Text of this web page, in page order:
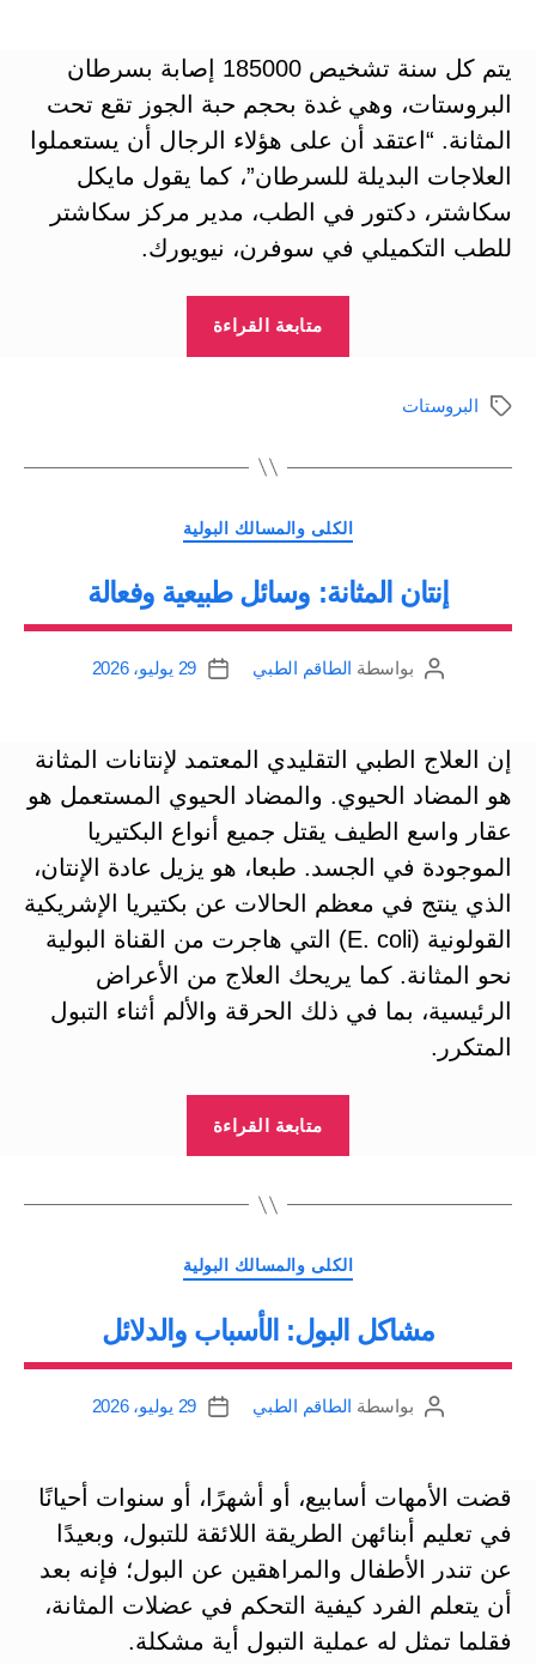
يتم كل سنة تشخيص 185000 إصابة بسرطان
البروستات، وهي غدة بحجم حبة الجوز تقع تحت
المثانة. “اعتقد أن على هؤلاء الرجال أن يستعملوا
العلاجات البديلة للسرطان”، كما يقول مايكل
سكاشتر، دكتور في الطب، مدير مركز سكاشتر
للطب التكميلي في سوفرن، نيويورك.
متابعة القراءة
الوسومالبروستات
التصنيفات
الكلى والمسالك البولية
إنتان المثانة: وسائل طبيعية وفعالة
كاتببواسطة الطاقم الطبي
تاريخ
29 يوليو، 2026
إن العلاج الطبي التقليدي المعتمد لإنتانات المثانة
هو المضاد الحيوي. والمضاد الحيوي المستعمل هو
عقار واسع الطيف يقتل جميع أنواع البكتيريا
الموجودة في الجسد. طبعا، هو يزيل عادة الإنتان،
الذي ينتج في معظم الحالات عن بكتيريا الإشريكية
القولونية (E. coli) التي هاجرت من القناة البولية
نحو المثانة. كما يريحك العلاج من الأعراض
الرئيسية، بما في ذلك الحرقة والألم أثناء التبول
المتكرر.
متابعة القراءة
وفعالة”التصنيفات
الكلى والمسالك البولية
مشاكل البول: الأسباب والدلائل
كاتببواسطة الطاقم الطبي
تاريخ
29 يوليو، 2026
قضت الأمهات أسابيع، أو أشهرًا، أو سنوات أحيانًا
في تعليم أبنائهن الطريقة اللائقة للتبول، وبعيدًا
عن تندر الأطفال والمراهقين عن البول؛ فإنه بعد
أن يتعلم الفرد كيفية التحكم في عضلات المثانة،
فقلما تمثل له عملية التبول أية مشكلة.